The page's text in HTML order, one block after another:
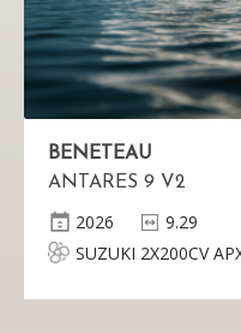
BENETEAU
ANTARES 9 V2
2026
9.29
SUZUKI 2X200CV